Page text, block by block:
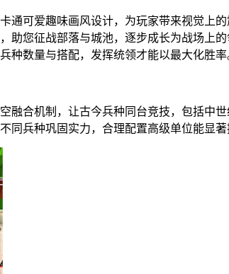
通可爱趣味画风设计，为玩家带来视觉上
助您征战部落与城池，逐步成长为战场上
种数量与搭配，发挥统领才能以最大化胜率
融合机制，让古今兵种同台竞技，包括中
兵种巩固实力，合理配置高级单位能显著